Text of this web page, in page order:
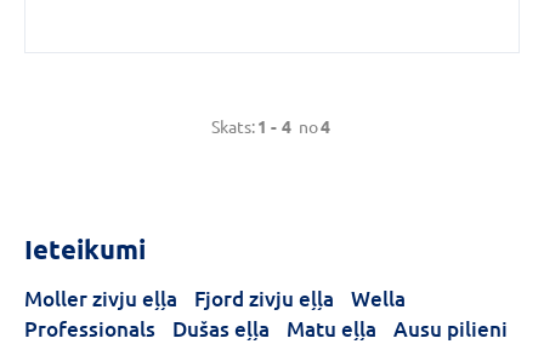
elastību.
Skats:1 - 4 no4
Ieteikumi
Moller zivju eļļa Fjord zivju eļļa
Wella
Professionals
Dušas eļļa Matu eļļa
Ausu pilieni